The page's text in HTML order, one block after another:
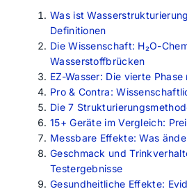
Was ist
Definitionen
Die Wissenschaft: H₂O-
Wasserstoffbrücken
EZ-Wasser: Die vierte
Pro & Contra:
Die 7
15+ Geräte im Vergleich:
Messbare Effekte: Was
Geschmack und
Testergebnisse
Gesundheitliche Effekte: